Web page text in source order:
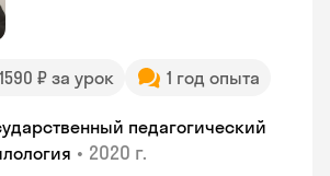
₽ за урок 1 год опыта
педагогический
• 2020 г.